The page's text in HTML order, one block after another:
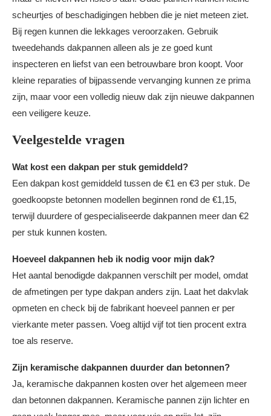
scheurtjes of beschadigingen hebben die je niet meteen ziet.
Bij regen kunnen die lekkages veroorzaken. Gebruik
tweedehands dakpannen alleen als je ze goed kunt
inspecteren en liefst van een betrouwbare bron koopt. Voor
kleine reparaties of bijpassende vervanging kunnen ze prima
zijn, maar voor een volledig nieuw dak zijn nieuwe dakpannen
een veiligere keuze.
Veelgestelde vragen
Wat kost een dakpan per stuk gemiddeld?
Een dakpan kost gemiddeld tussen de €1 en €3 per stuk. De
goedkoopste betonnen modellen beginnen rond de €1,15,
terwijl duurdere of gespecialiseerde dakpannen meer dan €2
per stuk kunnen kosten.
Hoeveel dakpannen heb ik nodig voor mijn dak?
Het aantal benodigde dakpannen verschilt per model, omdat
de afmetingen per type dakpan anders zijn. Laat het dakvlak
opmeten en check bij de fabrikant hoeveel pannen er per
vierkante meter passen. Voeg altijd vijf tot tien procent extra
toe als reserve.
Zijn keramische dakpannen duurder dan betonnen?
Ja, keramische dakpannen kosten over het algemeen meer
dan betonnen dakpannen. Keramische pannen zijn lichter en